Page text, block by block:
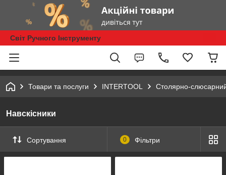
Світ Ручного Інструменту
Товари та послуги INTERTOOL Столярно-
Навскісники
Сортування 0 Фільтри